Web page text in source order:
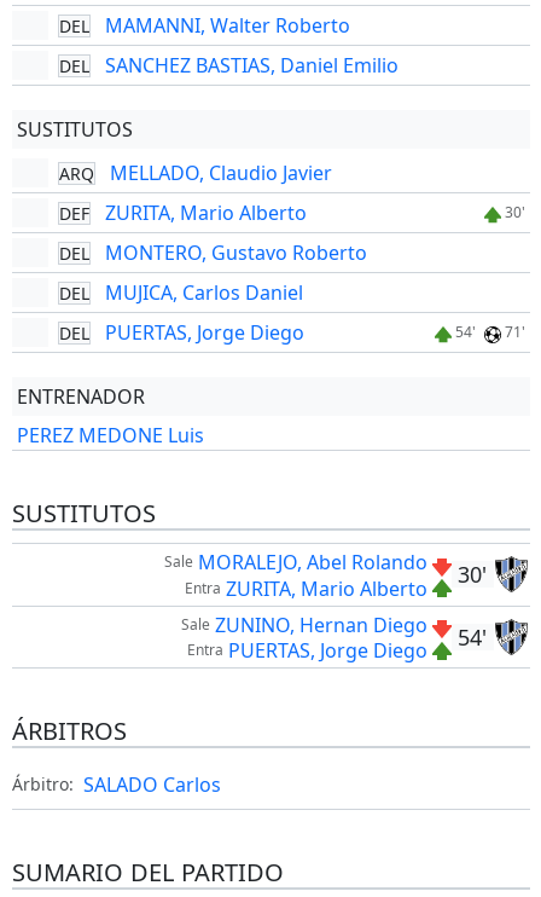
DEL MAMANNI, Walter Roberto
DEL SANCHEZ BASTIAS, Daniel Emilio
SUSTITUTOS
ARQ MELLADO, Claudio Javier
DEF ZURITA, Mario Alberto 30'
DEL MONTERO, Gustavo Roberto
DEL MUJICA, Carlos Daniel
DEL PUERTAS, Jorge Diego 54' 71'
ENTRENADOR
PEREZ MEDONE Luis
SUSTITUTOS
30'
Sale MORALEJO, Abel Rolando
Entra ZURITA, Mario Alberto
54'
Sale ZUNINO, Hernan Diego
Entra PUERTAS, Jorge Diego
ÁRBITROS
Árbitro: SALADO Carlos
SUMARIO DEL PARTIDO